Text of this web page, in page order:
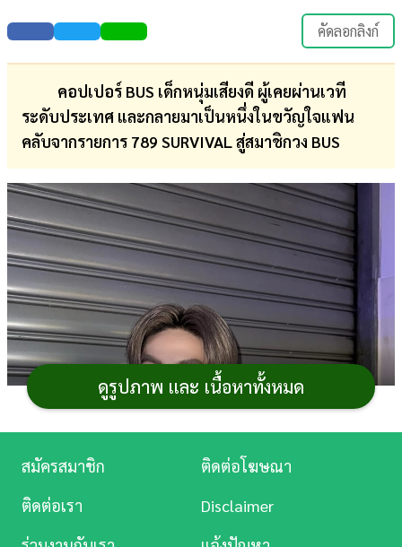
คัดลอกลิงก์
คอปเปอร์ BUS เด็กหนุ่มเสียงดี ผู้เคยผ่านเวที
ระดับประเทศ และกลายมาเป็นหนึ่งในขวัญใจแฟน
คลับจากรายการ 789 SURVIVAL สู่สมาชิกวง BUS
ดูรูปภาพ และ เนื้อหาทั้งหมด
ตรวจ
หวย
บอล
สด
เงิน
การ
ศึกษา
บันเทิง
ดู
หนัง
สมัครสมาชิก
ติดต่อโฆษณา
ติดต่อเรา
Disclaimer